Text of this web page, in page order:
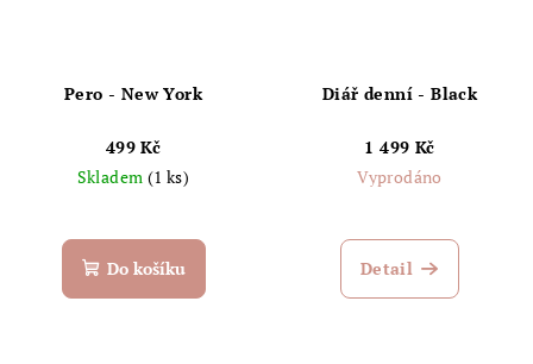
Pero - New York
499 Kč
Skladem (1 ks)
Do košíku
Diář denní - Black
1 499 Kč
Vyprodáno
Detail